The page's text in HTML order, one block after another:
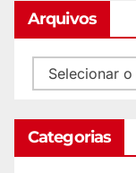
Arquivos
Categorias